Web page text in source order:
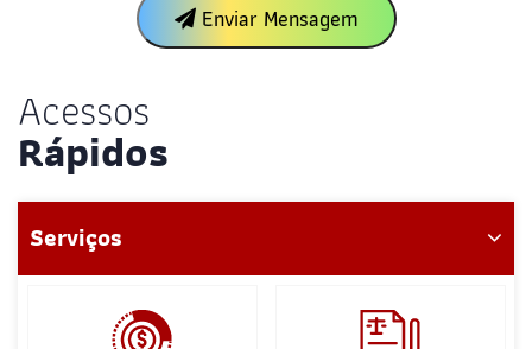
Enviar Mensagem
Acessos
Rápidos
Serviços